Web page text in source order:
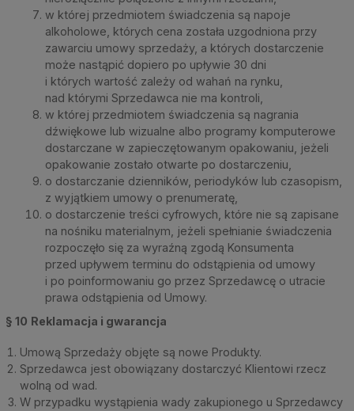
w której przedmiotem świadczenia są napoje
alkoholowe, których cena została uzgodniona przy
zawarciu umowy sprzedaży, a których dostarczenie
może nastąpić dopiero po upływie 30 dni
i których wartość zależy od wahań na rynku,
nad którymi Sprzedawca nie ma kontroli,
w której przedmiotem świadczenia są nagrania
dźwiękowe lub wizualne albo programy komputerowe
dostarczane w zapieczętowanym opakowaniu, jeżeli
opakowanie zostało otwarte po dostarczeniu,
o dostarczanie dzienników, periodyków lub czasopism,
z wyjątkiem umowy o prenumeratę,
o dostarczenie treści cyfrowych, które nie są zapisane
na nośniku materialnym, jeżeli spełnianie świadczenia
rozpoczęło się za wyraźną zgodą Konsumenta
przed upływem terminu do odstąpienia od umowy
i po poinformowaniu go przez Sprzedawcę o utracie
prawa odstąpienia od Umowy.
§ 10 Reklamacja i gwarancja
Umową Sprzedaży objęte są nowe Produkty.
Sprzedawca jest obowiązany dostarczyć Klientowi rzecz
wolną od wad.
W przypadku wystąpienia wady zakupionego u Sprzedawcy